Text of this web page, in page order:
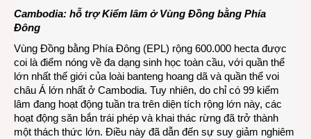
Cambodia: hỗ trợ Kiểm lâm ở Vùng Đồng bằng Phía
Đông
Vùng Đồng bằng Phía Đông (EPL) rộng 600.000 hecta được
coi là điểm nóng về đa dạng sinh học toàn cầu, với quần thể
lớn nhất thế giới của loài banteng hoang dã và quần thể voi
châu Á lớn nhất ở Cambodia. Tuy nhiên, do chỉ có 99 kiểm
lâm đang hoạt động tuần tra trên diện tích rộng lớn này, các
hoạt động săn bắn trái phép và khai thác rừng đã trở thành
một thách thức lớn. Điều này đã dẫn đến sự suy giảm nghiêm